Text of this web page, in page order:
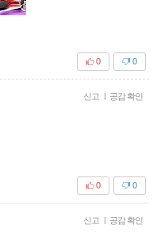
0
0
신고 | 공감 확인
0
0
신고 | 공감 확인